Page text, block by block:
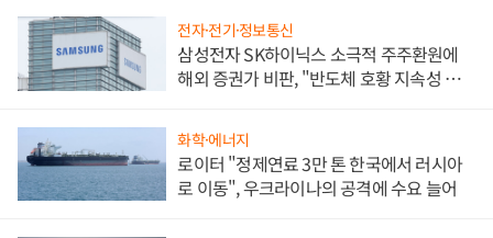
전자·전기·정보통신
삼성전자 SK하이닉스 소극적 주주환원에
해외 증권가 비판, "반도체 호황 지속성 의
화학·에너지
로이터 "정제연료 3만 톤 한국에서 러시아
로 이동", 우크라이나의 공격에 수요 늘어